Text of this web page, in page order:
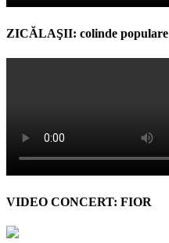
ZICĂLAŞII: colinde populare
VIDEO CONCERT: FIOR